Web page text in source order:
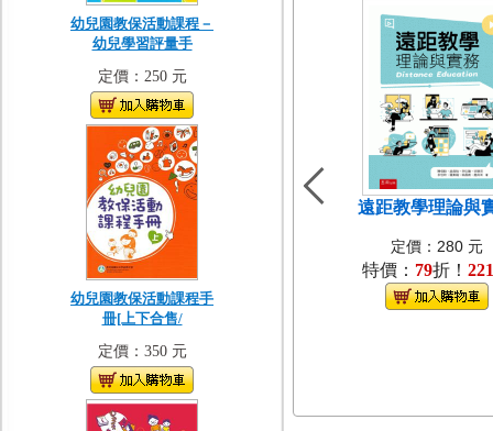
幼兒園教保活動課程－
幼兒學習評量手
定價：250 元
幼兒園教保活動課程手
冊[上下合售/
定價：350 元
遠距教學理論與
定價：280 元
特價： 79折！ 221